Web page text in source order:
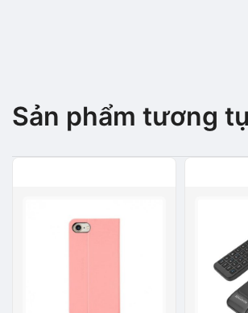
Sản phẩm tương